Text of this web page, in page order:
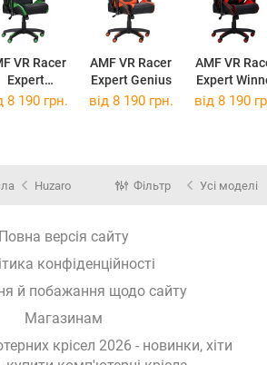
VR Racer
Expert
AMF VR Racer
Expert Genius
AMF VR
Expert
8 190 грн. від 8 190 грн. від 8 190
Huzaro Фільтр Усі моделі
Повна версія сайту
конфіденційності
й побажання щодо сайту
Магазинам
крісел 2026 - новинки, хіти